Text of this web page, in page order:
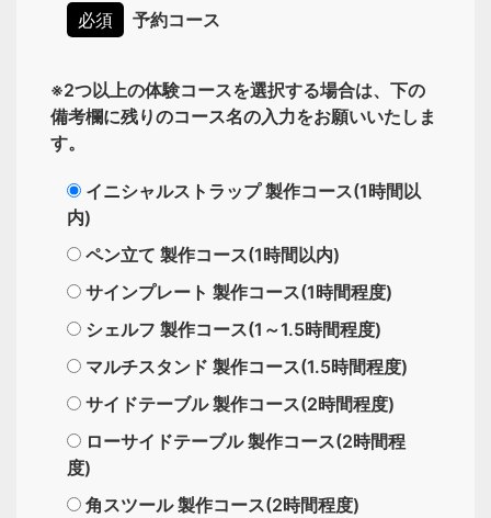
必須 予約コース
※2つ以上の体験コースを選択する場合は、下の
備考欄に残りのコース名の入力をお願いいたしま
す。
イニシャルストラップ 製作コース(1時間以
内)
ペン立て 製作コース(1時間以内)
サインプレート 製作コース(1時間程度)
シェルフ 製作コース(1～1.5時間程度)
マルチスタンド 製作コース(1.5時間程度)
サイドテーブル 製作コース(2時間程度)
ローサイドテーブル 製作コース(2時間程
度)
角スツール 製作コース(2時間程度)